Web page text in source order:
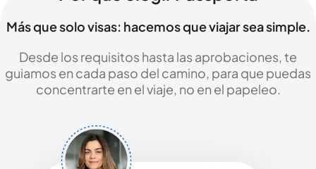
Más que solo visas: hacemos que viajar sea simple.
Desde los requisitos hasta las aprobaciones, te
guiamos en cada paso del camino, para que puedas
concentrarte en el viaje, no en el papeleo.